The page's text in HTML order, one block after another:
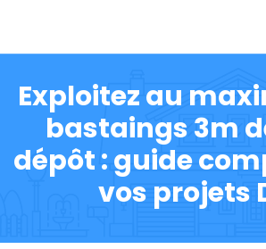
Exploitez au
bastaings 3m
dépôt : guide
vos projets